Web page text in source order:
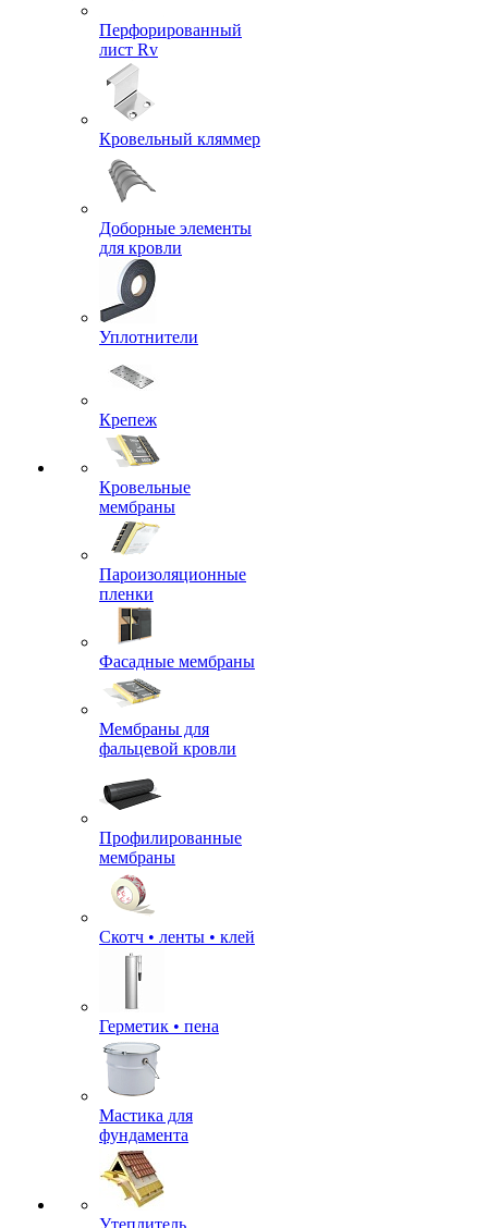
Перфорированный
лист Rv
Кровельный кляммер
Доборные элементы
для кровли
Уплотнители
Крепеж
Кровельные
мембраны
Пароизоляционные
пленки
Фасадные мембраны
Мембраны для
фальцевой кровли
Профилированные
мембраны
Скотч • ленты • клей
Герметик • пена
Мастика для
фундамента
Утеплитель